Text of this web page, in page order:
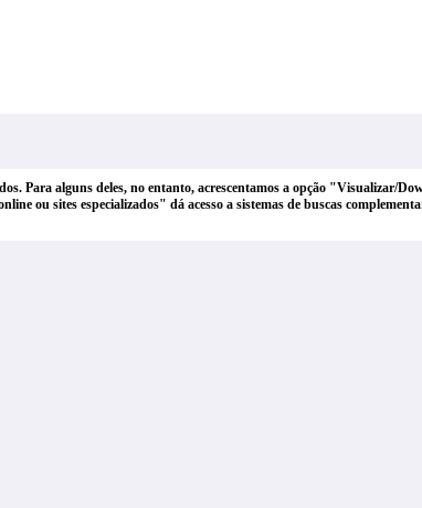
Para alguns deles, no entanto, acrescentamos a opção "Visualizar/
ou sites especializados" dá acesso a sistemas de buscas